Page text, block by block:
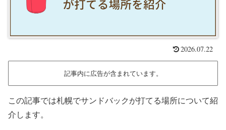
2026.07.22
記事内に広告が含まれています。
この記事では札幌でサンドバックが打てる場所について紹
介します。